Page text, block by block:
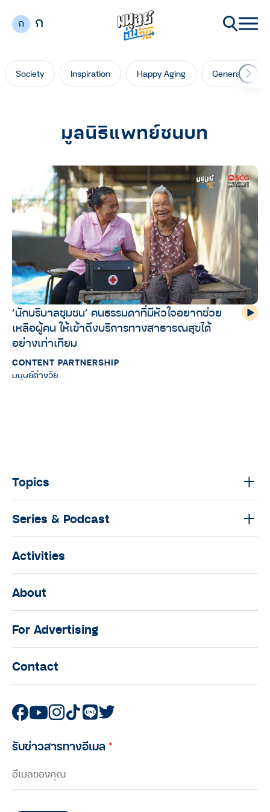
ก ก
Society Inspiration Happy Aging Generation
มูลนิธิแพทย์ชนบท
‘นักบริบาลชุมชน’ คนธรรมดาที่มีหัวใจอยากช่วย
เหลือผู้คน ให้เข้าถึงบริการทางสาธารณสุขได้
อย่างเท่าเทียม
CONTENT PARTNERSHIP
มนุษย์ต่างวัย
Topics
Series & Podcast
Activities
About
For Advertising
Contact
รับข่าวสารทางอีเมล*